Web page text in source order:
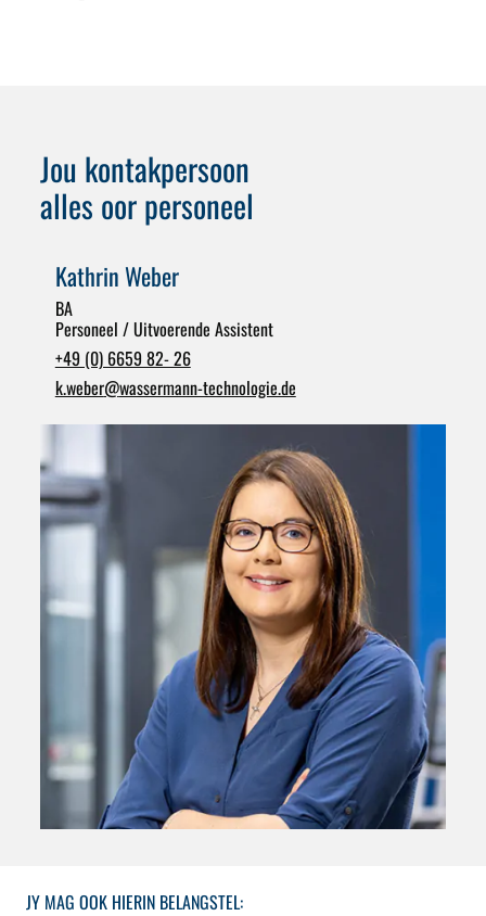
Jou kontakpersoon
alles oor personeel
Kathrin Weber
BA
Personeel / Uitvoerende Assistent
+49 (0) 6659 82- 26
k.weber@wassermann-technologie.de
JY MAG OOK HIERIN BELANGSTEL: